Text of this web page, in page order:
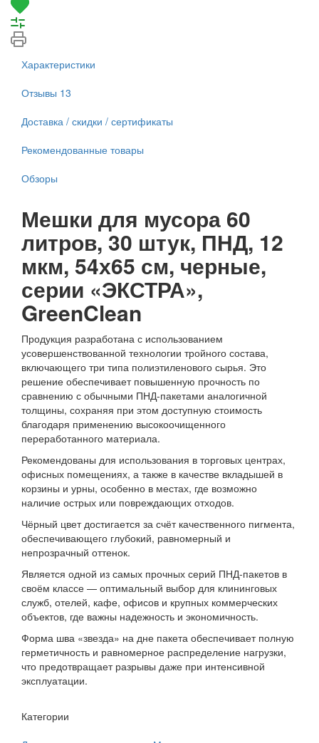
Характеристики
Отзывы 13
Доставка / скидки / сертификаты
Рекомендованные товары
Обзоры
Мешки для мусора 60
литров, 30 штук, ПНД, 12
мкм, 54х65 см, черные,
серии «ЭКСТРА»,
GreenClean
Продукция разработана с использованием
усовершенствованной технологии тройного состава,
включающего три типа полиэтиленового сырья. Это
решение обеспечивает повышенную прочность по
сравнению с обычными ПНД-пакетами аналогичной
толщины, сохраняя при этом доступную стоимость
благодаря применению высокоочищенного
переработанного материала.
Рекомендованы для использования в торговых центрах,
офисных помещениях, а также в качестве вкладышей в
корзины и урны, особенно в местах, где возможно
наличие острых или повреждающих отходов.
Чёрный цвет достигается за счёт качественного пигмента,
обеспечивающего глубокий, равномерный и
непрозрачный оттенок.
Является одной из самых прочных серий ПНД-пакетов в
своём классе — оптимальный выбор для клининговых
служб, отелей, кафе, офисов и крупных коммерческих
объектов, где важны надежность и экономичность.
Форма шва «звезда» на дне пакета обеспечивает полную
герметичность и равномерное распределение нагрузки,
что предотвращает разрывы даже при интенсивной
эксплуатации.
Категории